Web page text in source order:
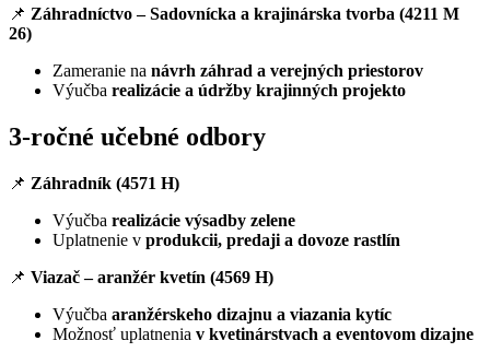
📌 Záhradníctvo – Sadovnícka a krajinárska tvorba (4211 M
26)
Zameranie na návrh záhrad a verejných priestorov
Výučba realizácie a údržby krajinných projekto
3-ročné učebné odbory
📌 Záhradník (4571 H)
Výučba realizácie výsadby zelene
Uplatnenie v produkcii, predaji a dovoze rastlín
📌 Viazač – aranžér kvetín (4569 H)
Výučba aranžérskeho dizajnu a viazania kytíc
Možnosť uplatnenia v kvetinárstvach a eventovom dizajne